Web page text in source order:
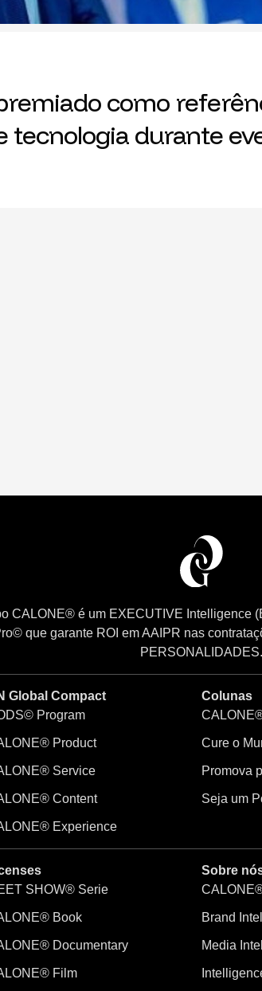
como
tecnologia durante
CALONE® é um EXECUTIVE Intelligence
que garante ROI em AAIPR nas
PERSONALIDADES.
Global Compact
Program
Product
Service
Content
Experience
Colunas
Cure o
Promova
Seja um
SHOW® Serie
Book
Documentary
Film
Sobre
Brand
Media